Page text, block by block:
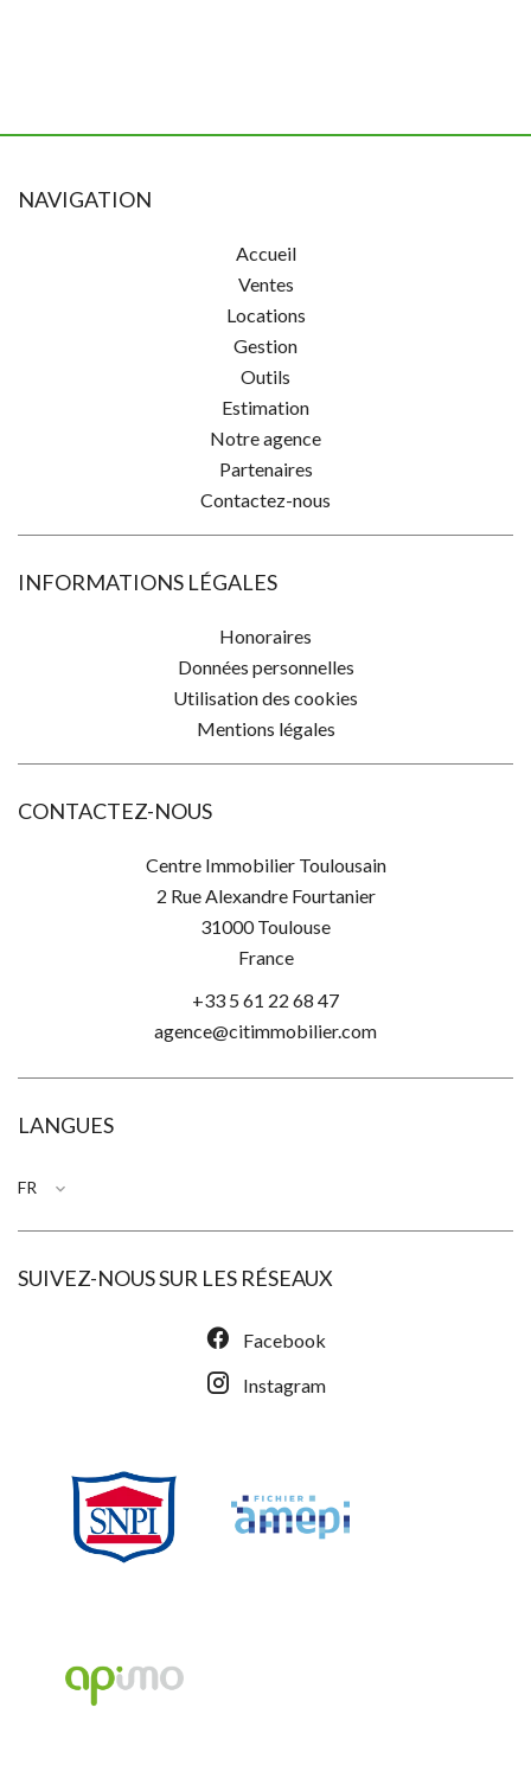
NAVIGATION
Accueil
Ventes
Locations
Gestion
Outils
Estimation
Notre agence
Partenaires
Contactez-nous
INFORMATIONS LÉGALES
Honoraires
Données personnelles
Utilisation des cookies
Mentions légales
CONTACTEZ-NOUS
Centre Immobilier Toulousain
2 Rue Alexandre Fourtanier
31000Toulouse
France
+33 5 61 22 68 47
agence@citimmobilier.com
LANGUES
FR
SUIVEZ-NOUS SUR LES RÉSEAUX
Facebook
Instagram